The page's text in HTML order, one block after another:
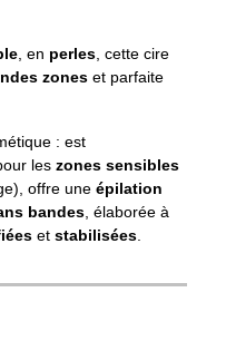
, en perles , cette cire
zones et parfaite
: est
les zones sensibles
offre une épilation
bandes , élaborée à
et stabilisées